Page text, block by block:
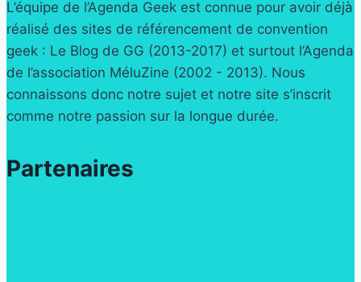
L’équipe de l’Agenda Geek est connue pour avoir déjà
réalisé des sites de référencement de convention
geek : Le Blog de GG (2013-2017) et surtout l’Agenda
de l’association MéluZine (2002 - 2013). Nous
connaissons donc notre sujet et notre site s’inscrit
comme notre passion sur la longue durée.
Partenaires